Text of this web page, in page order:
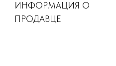
ИНФОРМАЦИЯ О
ПРОДАВЦЕ